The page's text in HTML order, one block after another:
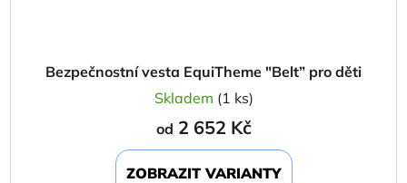
Bezpečnostní vesta EquiTheme "Belt” pro děti
Skladem (1 ks)
od 2 652 Kč
ZOBRAZIT VARIANTY